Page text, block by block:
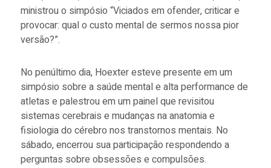
ministrou o simpósio “Viciados em ofender, criticar e
provocar: qual o custo mental de sermos nossa pior
versão?”.
No penúltimo dia, Hoexter esteve presente em um
simpósio sobre a saúde mental e alta performance de
atletas e palestrou em um painel que revisitou
sistemas cerebrais e mudanças na anatomia e
fisiologia do cérebro nos transtornos mentais. No
sábado, encerrou sua participação respondendo a
perguntas sobre obsessões e compulsões.